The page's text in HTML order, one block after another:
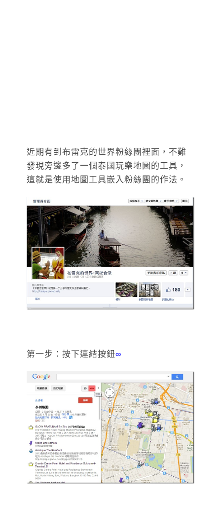
近期有到布雷克的世界粉絲團裡面，不難
發現旁邊多了一個泰國玩樂地圖的工具，
這就是使用地圖工具嵌入粉絲團的作法。
第一步：按下連結按鈕∞